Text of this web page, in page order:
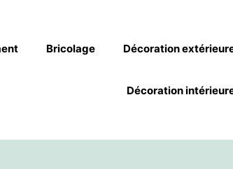
Bricolage Décoration
Décoration